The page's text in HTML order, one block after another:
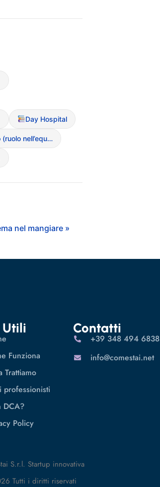
Day Hospital
Dietista clinico (ruolo nell’equipe)
nel mangiare »
Utili
Funziona
Trattiamo
professionisti
DCA?
Policy
Contatti
‪+39 348 494 6838
info@comestai.net
S.r.l. Startup innovativa
Tutti i diritti riservati